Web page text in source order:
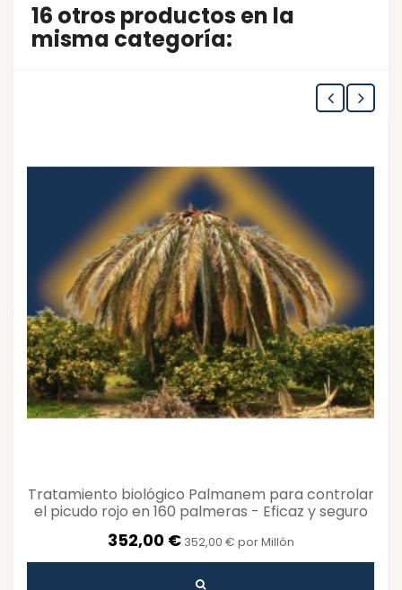
16 otros productos en la
misma categoría:
Tratamiento biológico Palmanem para controlar
el picudo rojo en 160 palmeras - Eficaz y seguro
352,00 € 352,00 € por Millón